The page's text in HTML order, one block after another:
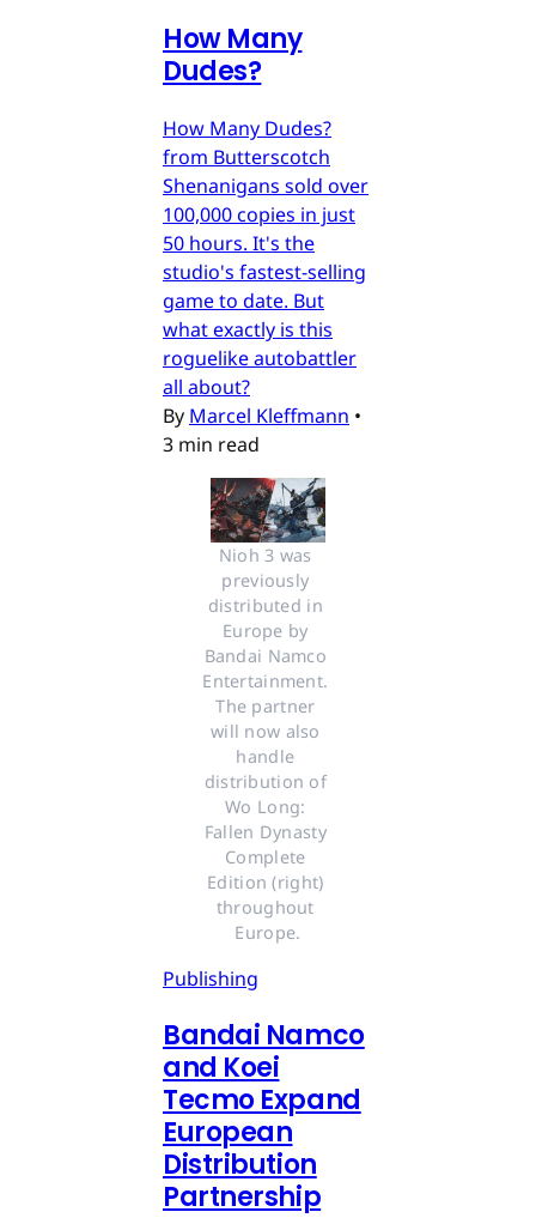
How Many
Dudes?
How Many Dudes?
from Butterscotch
Shenanigans sold over
100,000 copies in just
50 hours. It's the
studio's fastest-selling
game to date. But
what exactly is this
roguelike autobattler
all about?
By Marcel Kleffmann •
3 min read
Nioh 3 was
previously
distributed in
Europe by
Bandai Namco
Entertainment.
The partner
will now also
handle
distribution of
Wo Long:
Fallen Dynasty
Complete
Edition (right)
throughout
Europe.
Publishing
Bandai Namco
and Koei
Tecmo Expand
European
Distribution
Partnership